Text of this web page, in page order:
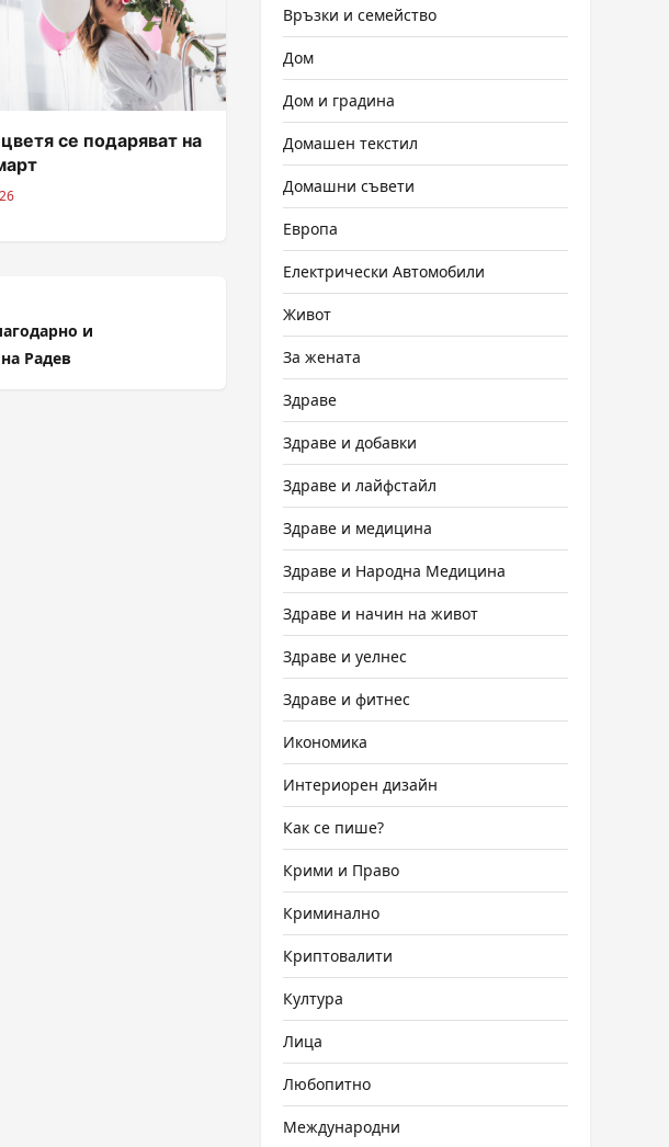
се подаряват на
и
Радев
Връзки и семейство
Дом
Дом и градина
Домашен текстил
Домашни съвети
Европа
Електрически Автомобили
Живот
За жената
Здраве
Здраве и добавки
Здраве и лайфстайл
Здраве и медицина
Здраве и Народна Медицина
Здраве и начин на живот
Здраве и уелнес
Здраве и фитнес
Икономика
Интериорен дизайн
Как се пише?
Крими и Право
Криминално
Криптовалити
Култура
Лица
Любопитно
Международни